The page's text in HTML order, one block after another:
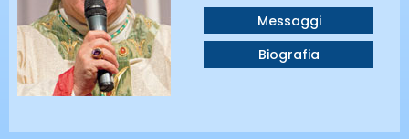
Messaggi
Biografia